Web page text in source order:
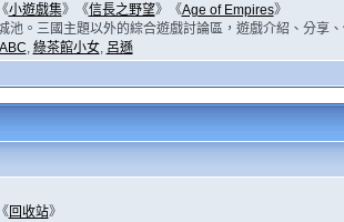
小遊戲集》《信長之野望》《Age of Empires》
池。三國主題以外的綜合遊戲討論區，遊戲介紹、分享
, 綠茶館小女, 呂遜
回收站》